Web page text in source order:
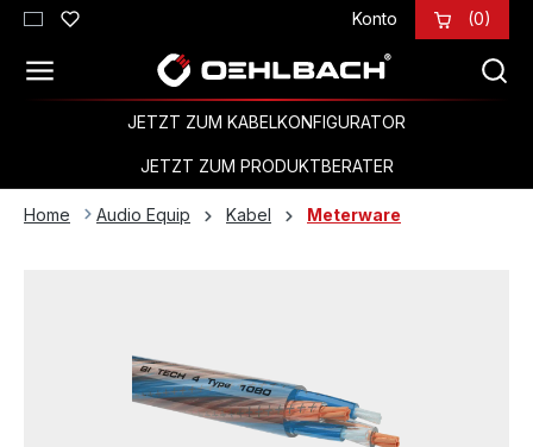
Zum Hauptinhalt springen Konto (0)
JETZT ZUM KABELKONFIGURATOR
JETZT ZUM PRODUKTBERATER
Home Audio Equip Kabel Meterware